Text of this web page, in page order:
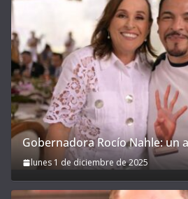
Gobernadora Rocío Nahle: un
lunes 1 de diciembre de 2025